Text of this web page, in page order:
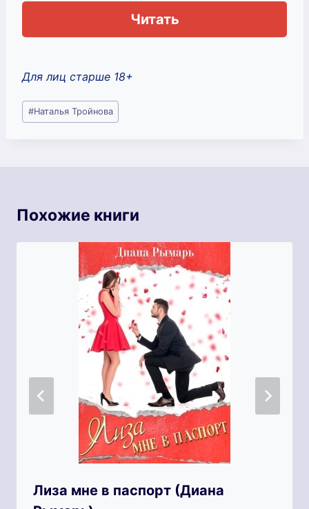
Читать
Для лиц старше 18+
Метки
записи:
#Наталья Тройнова
Похожие книги
Лиза мне в паспорт (Диана